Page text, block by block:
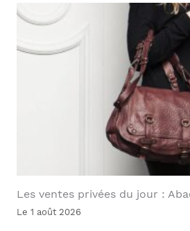
Les ventes privées du jour :
Le 1 août 2026